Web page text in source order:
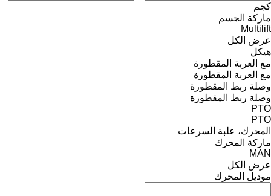
كجم
ماركة الجسم
Multilift
عرض الكل
هيكل
مع العربة المقطورة
مع العربة المقطورة
وصلة ربط المقطورة
وصلة ربط المقطورة
PTO
PTO
المحرك، علبة السرعات
ماركة المحرك
MAN
عرض الكل
موديل المحرك